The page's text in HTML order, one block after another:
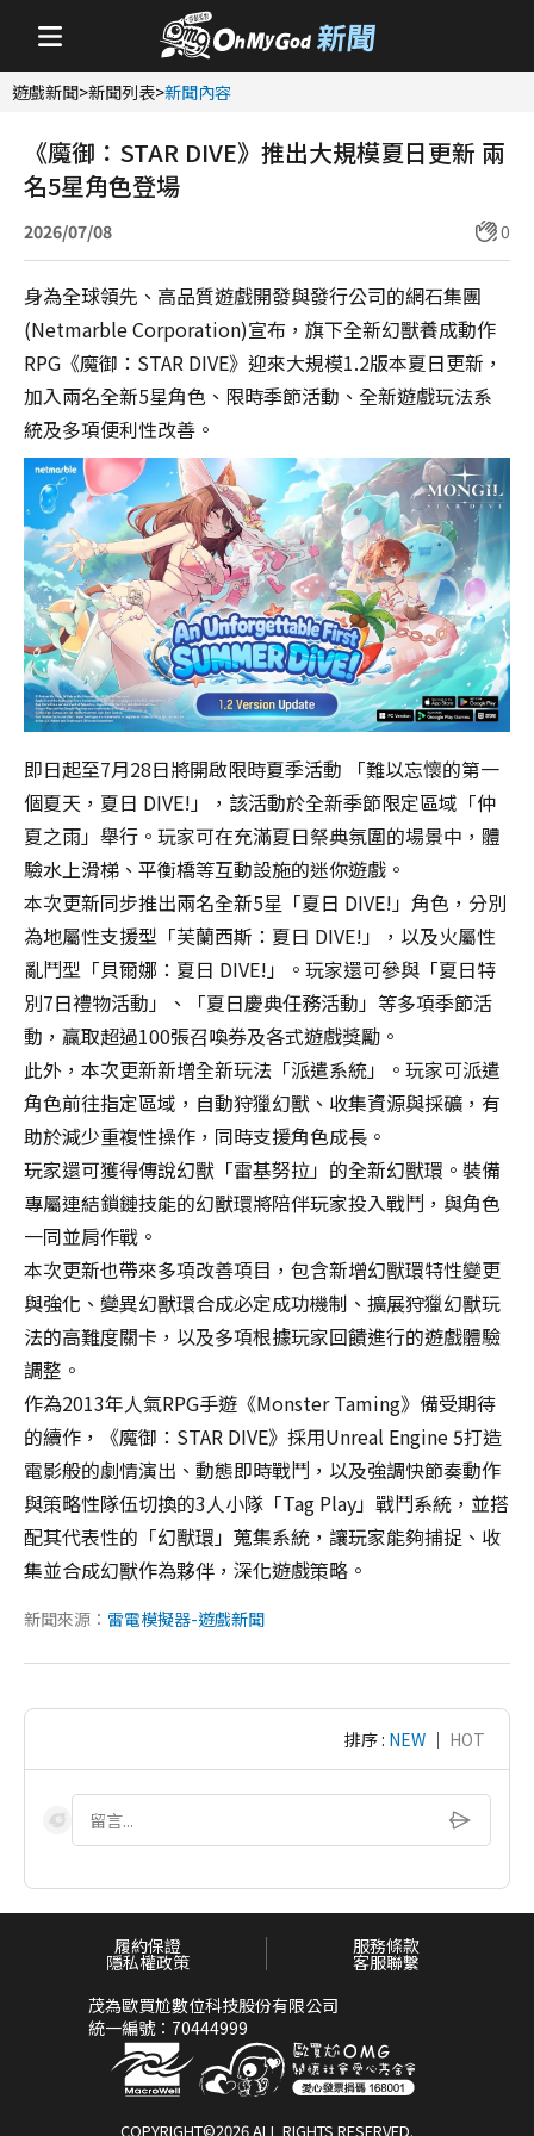
遊戲新聞>新聞列表>新聞內容
《魔御：STAR DIVE》推出大規模夏日更新 兩
名5星角色登場
2026/07/08 0
身為全球領先、高品質遊戲開發與發行公司的網石集團
(Netmarble Corporation)宣布，旗下全新幻獸養成動作
RPG《魔御：STAR DIVE》迎來大規模1.2版本夏日更新，
加入兩名全新5星角色、限時季節活動、全新遊戲玩法系
統及多項便利性改善。
即日起至7月28日將開啟限時夏季活動 「難以忘懷的第一
個夏天，夏日 DIVE!」，該活動於全新季節限定區域「仲
夏之雨」舉行。玩家可在充滿夏日祭典氛圍的場景中，體
驗水上滑梯、平衡橋等互動設施的迷你遊戲。
本次更新同步推出兩名全新5星「夏日 DIVE!」角色，分別
為地屬性支援型「芙蘭西斯：夏日 DIVE!」，以及火屬性
亂鬥型「貝爾娜：夏日 DIVE!」。玩家還可參與「夏日特
別7日禮物活動」、「夏日慶典任務活動」等多項季節活
動，贏取超過100張召喚券及各式遊戲獎勵。
此外，本次更新新增全新玩法「派遣系統」。玩家可派遣
角色前往指定區域，自動狩獵幻獸、收集資源與採礦，有
助於減少重複性操作，同時支援角色成長。
玩家還可獲得傳說幻獸「雷基努拉」的全新幻獸環。裝備
專屬連結鎖鏈技能的幻獸環將陪伴玩家投入戰鬥，與角色
一同並肩作戰。
本次更新也帶來多項改善項目，包含新增幻獸環特性變更
與強化、變異幻獸環合成必定成功機制、擴展狩獵幻獸玩
法的高難度關卡，以及多項根據玩家回饋進行的遊戲體驗
調整。
作為2013年人氣RPG手遊《Monster Taming》備受期待
的續作，《魔御：STAR DIVE》採用Unreal Engine 5打造
電影般的劇情演出、動態即時戰鬥，以及強調快節奏動作
與策略性隊伍切換的3人小隊「Tag Play」戰鬥系統，並搭
配其代表性的「幻獸環」蒐集系統，讓玩家能夠捕捉、收
集並合成幻獸作為夥伴，深化遊戲策略。
新聞來源： 雷電模擬器-遊戲新聞
排序 : NEW ｜ HOT
資
料
傳
輸
中…
請
勿
關
閉
視
窗，
以
避
免
失
敗！
data…
Please
do
not
the
window
to
avoid
failure!
COPYRIGHT©2026 ALL RIGHTS RESERVED.
履約保證 服務條款
隱私權政策
客服聯繫
茂為歐買尬數位科技股份有限公司
統一編號：70444999